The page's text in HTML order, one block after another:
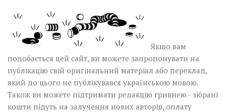
Якщо вам
подобається цей сайт, ви можете запропонувати на
публікацію свій оригінальний матеріал або переклад,
який до цього не публікувався українською мовою.
Також ви можете підтримати редакцію гривнею - зібрані
кошти підуть на залучення нових авторів, оплату